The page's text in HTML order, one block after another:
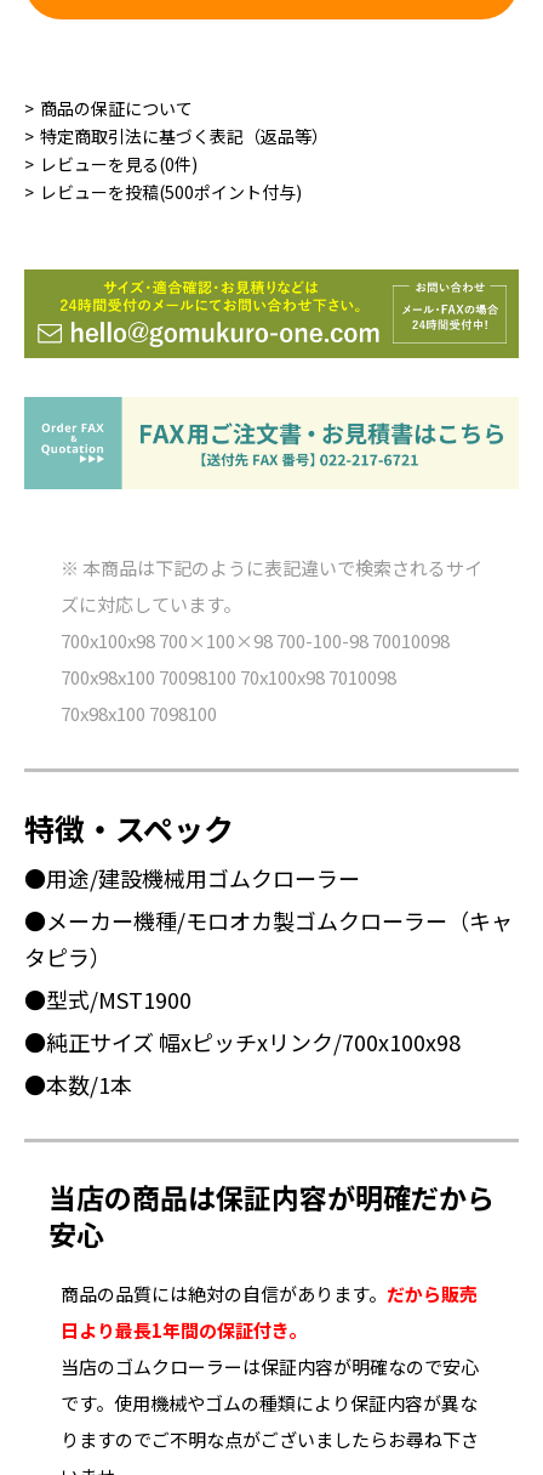
商品の保証について
特定商取引法に基づく表記（返品等）
レビューを見る(0件)
レビューを投稿(500ポイント付与)
※ 本商品は下記のように表記違いで検索されるサイ
ズに対応しています。
700x100x98 700×100×98 700-100-98 70010098
700x98x100 70098100 70x100x98 7010098
70x98x100 7098100
特徴・スペック
●用途/建設機械用ゴムクローラー
●メーカー機種/モロオカ製ゴムクローラー（キャ
タピラ）
●型式/MST1900
●純正サイズ 幅xピッチxリンク/700x100x98
●本数/1本
当店の商品は保証内容が明確だから
安心
商品の品質には絶対の自信があります。 だから販売
日より最長1年間の保証付き。
当店のゴムクローラーは保証内容が明確なので安心
です。使用機械やゴムの種類により保証内容が異な
りますのでご不明な点がございましたらお尋ね下さ